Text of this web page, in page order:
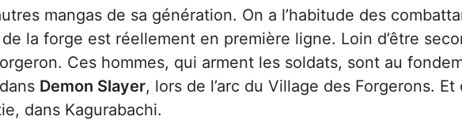
mangas de sa génération. On a l’habitude des
de la forge est réellement en première ligne. Loin d’être
Ces hommes, qui arment les soldats, sont au
Demon Slayer, lors de l’arc du Village des Forgerons.
dans Kagurabachi.